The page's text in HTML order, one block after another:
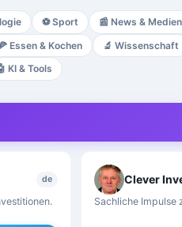
⚽ Sport 📰 News & Medien
Essen & Kochen 🔬 Wissenschaft
KI & Tools
de Clever
Sachliche Impulse